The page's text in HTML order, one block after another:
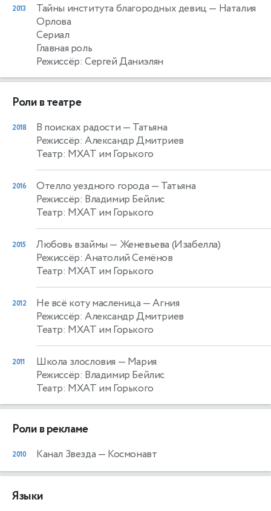
2013 Тайны института благородных девиц — Наталия
Орлова
Сериал
Главная роль
Режиссёр: Сергей Даниэлян
Роли в театре
2018 В поисках радости — Татьяна
Режиссёр: Александр Дмитриев
Театр: МХАТ им Горького
2016 Отелло уездного города — Татьяна
Режиссёр: Владимир Бейлис
Театр: МХАТ им Горького
2015 Любовь взаймы — Женевьева (Изабелла)
Режиссёр: Анатолий Семёнов
Театр: МХАТ им Горького
2012 Не всё коту масленица — Агния
Режиссёр: Александр Дмитриев
Театр: МХАТ им Горького
2011 Школа злословия — Мария
Режиссёр: Владимир Бейлис
Театр: МХАТ им Горького
Роли в рекламе
2010 Канал Звезда — Космонавт
Языки